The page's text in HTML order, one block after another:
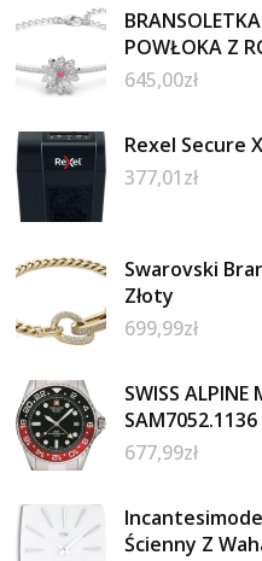
POWŁOKA Z
645,00zł
Rexel Secure
377,01zł
Swarovski
Złoty
699,99zł
SWISS
SAM7052.1136
677,99zł
Ścienny Z